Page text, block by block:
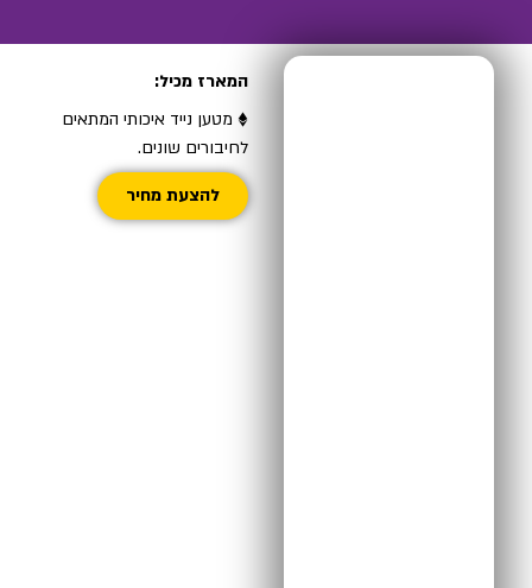
המארז מכיל:
♦ מטען נייד איכותי המתאים
לחיבורים שונים.
להצעת מחיר